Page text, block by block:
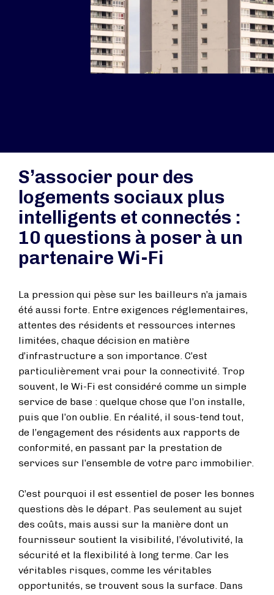
S’associer pour des
logements sociaux plus
intelligents et connectés :
10 questions à poser à un
partenaire Wi-Fi
La pression qui pèse sur les bailleurs n’a jamais
été aussi forte. Entre exigences réglementaires,
attentes des résidents et ressources internes
limitées, chaque décision en matière
d’infrastructure a son importance. C’est
particulièrement vrai pour la connectivité. Trop
souvent, le Wi-Fi est considéré comme un simple
service de base : quelque chose que l’on installe,
puis que l’on oublie. En réalité, il sous-tend tout,
de l’engagement des résidents aux rapports de
conformité, en passant par la prestation de
services sur l’ensemble de votre parc immobilier.
C’est pourquoi il est essentiel de poser les bonnes
questions dès le départ. Pas seulement au sujet
des coûts, mais aussi sur la manière dont un
fournisseur soutient la visibilité, l’évolutivité, la
sécurité et la flexibilité à long terme. Car les
véritables risques, comme les véritables
opportunités, se trouvent sous la surface. Dans